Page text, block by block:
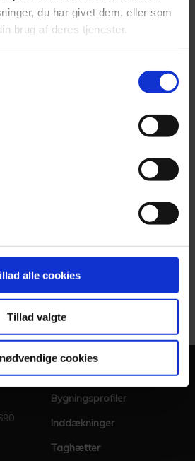
du har givet dem, eller som
brug af deres tjenester.
alle cookies
Tillad valgte
cookies
med kunden i fokus, og gjort hele
værksted til byggeprojekt.
Ydelser
Bygningsprofiler
Inddækninger
Taghætter